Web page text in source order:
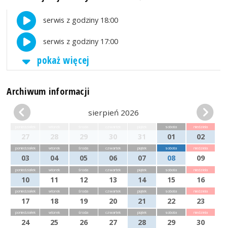
serwis z godziny 18:00
serwis z godziny 17:00
pokaż więcej
Archiwum informacji
sierpień 2026
27 28 29 30 31
sobota
01
niedziela
02
poniedziałek
03
wtorek
04
środa
05
czwartek
06
piątek
07
sobota
08
niedziela
09
poniedziałek
10
wtorek
11
środa
12
czwartek
13
piątek
14
sobota
15
niedziela
16
poniedziałek
17
wtorek
18
środa
19
czwartek
20
piątek
21
sobota
22
niedziela
23
poniedziałek
24
wtorek
25
środa
26
czwartek
27
piątek
28
sobota
29
niedziela
30